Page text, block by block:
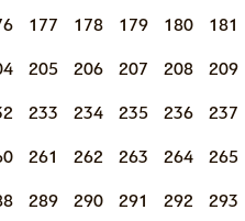
177 178 179 180 181
205 206 207 208 209
233 234 235 236 237
261 262 263 264 265
289 290 291 292 293